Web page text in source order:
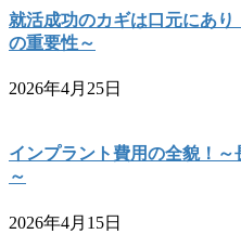
就活成功のカギは口元にあ
の重要性～
2026年4月25日
インプラント費用の全貌！
～
2026年4月15日